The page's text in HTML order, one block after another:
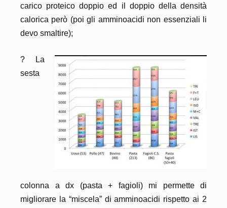
carico proteico doppio ed il doppio della densità
calorica però (poi gli amminoacidi non essenziali li
devo smaltire);
? La
sesta
colonna a dx (pasta + fagioli) mi permette di
migliorare la “miscela” di amminoacidi rispetto ai 2